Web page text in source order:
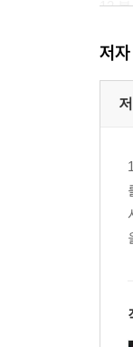
12
14
15
16
19
20
21
『
저